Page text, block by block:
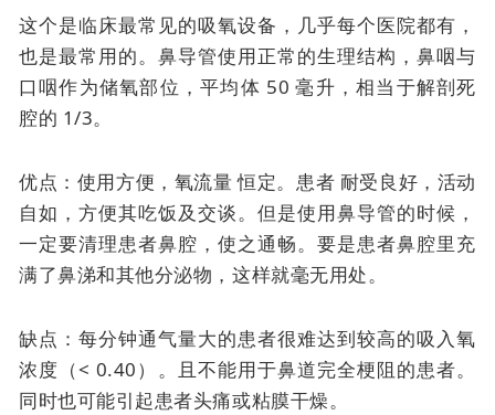
这个是临床最常见的吸氧设备，几乎每个医院都有，
也是最常用的。鼻导管使用正常的生理结构，鼻咽与
口咽作为储氧部位，平均体 50 毫升，相当于解剖死
腔的 1/3。
优点：使用方便， 氧流量恒定。患者 耐受良好，活动
自如，方便其吃饭及交谈。但是使用鼻导管的时候，
一定要清理患者鼻腔，使之通畅。要是患者鼻腔里充
满了鼻涕和其他分泌物，这样就毫无用处。
缺点：每分钟通气量大的患者很难达到较高的吸入氧
浓度（< 0.40）。且不能用于鼻道完全梗阻的患者。
同时也可能引起患者头痛或粘膜干燥。